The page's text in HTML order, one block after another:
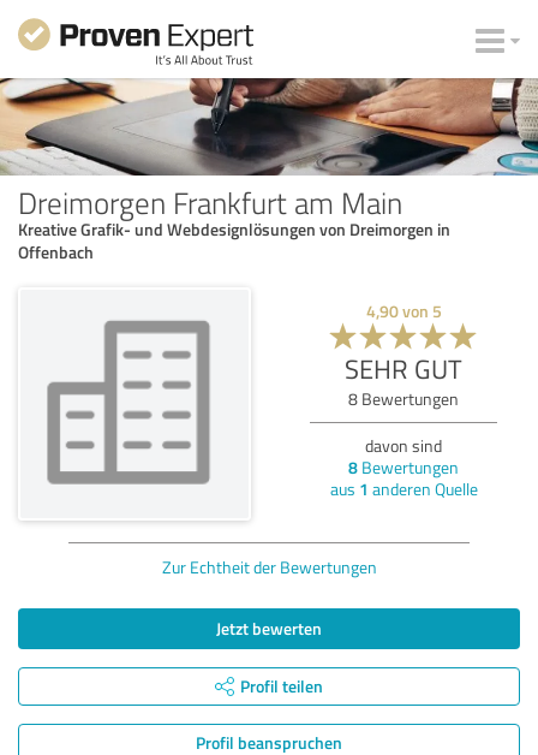
Dreimorgen Frankfurt am Main
Kreative Grafik- und Webdesignlösungen von Dreimorgen in
Offenbach
4,90von 5
SEHR GUT
8 Bewertungen
davon sind
8 Bewertungen
aus 1 anderen Quelle
Zur Echtheit der Bewertungen
Jetzt bewerten
Profil teilen
Profil beanspruchen